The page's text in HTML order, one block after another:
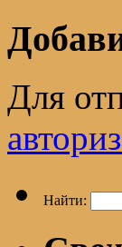
Для
Найти: